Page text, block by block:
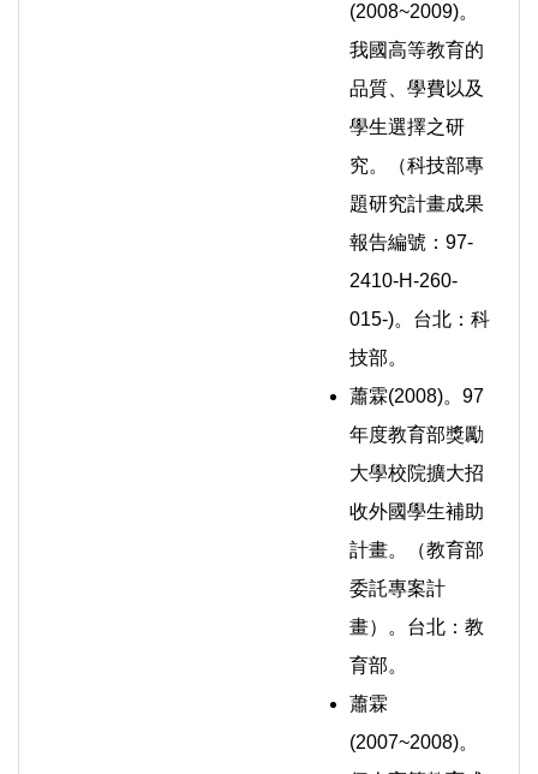
(2008~2009)。
我國高等教育的
品質、學費以及
學生選擇之研
究。（科技部專
題研究計畫成果
報告編號：97-
2410-H-260-
015-)。台北：科
技部。
蕭霖(2008)。97
年度教育部獎勵
大學校院擴大招
收外國學生補助
計畫。（教育部
委託專案計
畫）。台北：教
育部。
蕭霖
(2007~2008)。